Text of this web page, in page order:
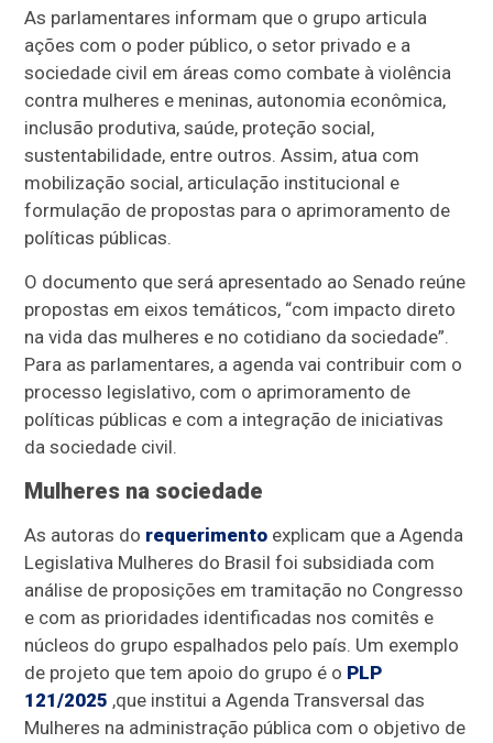
As parlamentares informam que o grupo articula
ações com o poder público, o setor privado e a
sociedade civil em áreas como combate à violência
contra mulheres e meninas, autonomia econômica,
inclusão produtiva, saúde, proteção social,
sustentabilidade, entre outros. Assim, atua com
mobilização social, articulação institucional e
formulação de propostas para o aprimoramento de
políticas públicas.
O documento que será apresentado ao Senado reúne
propostas em eixos temáticos, “com impacto direto
na vida das mulheres e no cotidiano da sociedade”.
Para as parlamentares, a agenda vai contribuir com o
processo legislativo, com o aprimoramento de
políticas públicas e com a integração de iniciativas
da sociedade civil.
Mulheres na sociedade
As autoras do requerimento explicam que a Agenda
Legislativa Mulheres do Brasil foi subsidiada com
análise de proposições em tramitação no Congresso
e com as prioridades identificadas nos comitês e
núcleos do grupo espalhados pelo país. Um exemplo
de projeto que tem apoio do grupo é o PLP
121/2025 ,que institui a Agenda Transversal das
Mulheres na administração pública com o objetivo de